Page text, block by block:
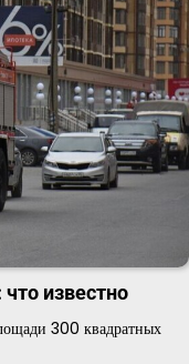
известно
300 квадратных